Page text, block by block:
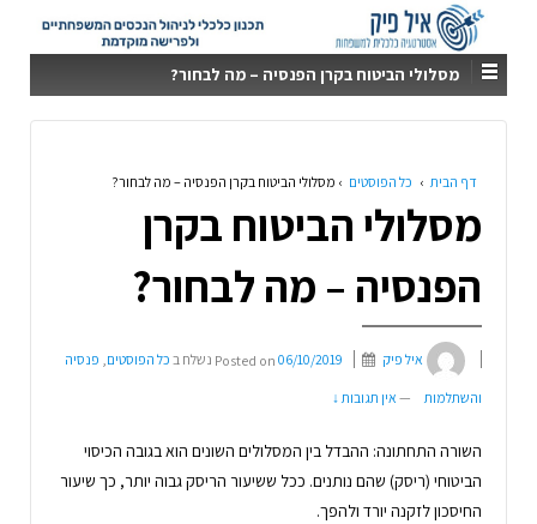
מסלולי הביטוח בקרן הפנסיה – מה לבחור?
דף הבית › כל הפוסטים › מסלולי הביטוח בקרן הפנסיה – מה לבחור?
מסלולי הביטוח בקרן
הפנסיה – מה לבחור?
איל פיק Posted on 06/10/2019 נשלח ב כל הפוסטים, פנסיה
והשתלמות — אין תגובות ↓
השורה התחתונה: ההבדל בין המסלולים השונים הוא בגובה הכיסוי
הביטוחי (ריסק) שהם נותנים. ככל ששיעור הריסק גבוה יותר, כך שיעור
החיסכון לזקנה יורד ולהפך.